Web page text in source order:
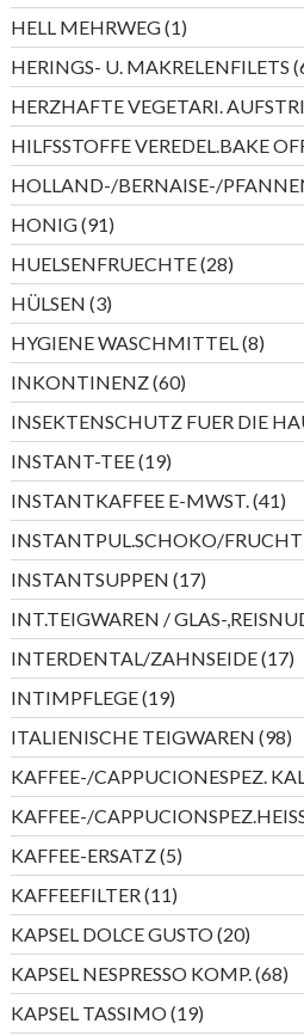
Produkte
HELL MEHRWEG 11
Produkt
HERINGS- U. MAKRELENFILETS
HERZHAFTE VEGETARI.
HILFSSTOFFE VEREDEL.BAKE
HOLLAND-/BERNAISE-/
HONIG 9191
Produkte
HUELSENFRUECHTE 2828
Produkte
HÜLSEN 33
Produkte
HYGIENE WASCHMITTEL 88
INKONTINENZ 6060
Produkte
INSEKTENSCHUTZ FUER DIE
INSTANT-TEE 1919
Produkte
INSTANTKAFFEE E-MWST. 4141
INSTANTPUL.SCHOKO/FRUCHT
INSTANTSUPPEN 1717
Produkte
INT.TEIGWAREN / GLAS-
INTERDENTAL/ZAHNSEIDE 1717
INTIMPFLEGE 1919
Produkte
ITALIENISCHE TEIGWAREN 9898
KAFFEE-/CAPPUCIONESPEZ.
KAFFEE-/
KAFFEE-ERSATZ 55
Produkte
KAFFEEFILTER 1111
Produkte
KAPSEL DOLCE GUSTO 2020
KAPSEL NESPRESSO KOMP. 6868
KAPSEL TASSIMO 1919